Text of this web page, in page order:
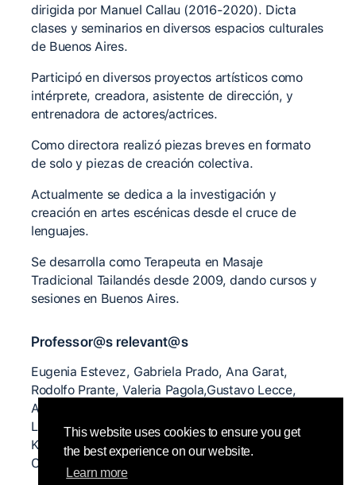
This website uses cookies to ensure you get
the best experience on our website.
Learn more
dirigida por Manuel Callau (2016-2020). Dicta
clases y seminarios en diversos espacios culturales
de Buenos Aires.
Participó en diversos proyectos artísticos como
intérprete, creadora, asistente de dirección, y
entrenadora de actores/actrices.
Como directora realizó piezas breves en formato
de solo y piezas de creación colectiva.
Actualmente se dedica a la investigación y
creación en artes escénicas desde el cruce de
lenguajes.
Se desarrolla como Terapeuta en Masaje
Tradicional Tailandés desde 2009, dando cursos y
sesiones en Buenos Aires.
Professor@s relevant@s
Eugenia Estevez, Gabriela Prado, Ana Garat,
Rodolfo Prante, Valeria Pagola,Gustavo Lecce,
Andrea Fernandez, Cristina Turdo, Carola Yulita,
Lisa Nelson, Camilo Vacalebre, Daniel Lepkoff,
Kirstie Simson, Eckart Muller, Nita Little, Ray
Chung, David Zambrano entre otrxs.